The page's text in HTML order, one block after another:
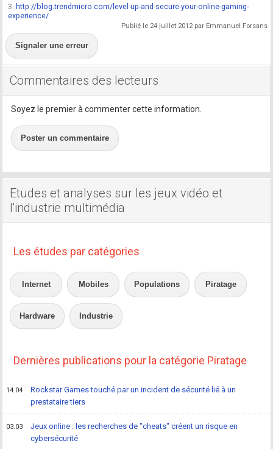
3.http://blog.trendmicro.com/level-up-and-secure-your-online-gaming-
experience/
Publié le 24 juillet 2012 par Emmanuel Forsans
Signaler une erreur
Commentaires des lecteurs
Soyez le premier à commenter cette information.
Poster un commentaire
Etudes et analyses sur les jeux vidéo et
l'industrie multimédia
Les études par catégories
Internet Mobiles Populations Piratage
Hardware Industrie
Dernières publications pour la catégorie Piratage
14.04
Rockstar Games touché par un incident de sécurité lié à un
prestataire tiers
03.03
Jeux online : les recherches de "cheats" créent un risque en
cybersécurité